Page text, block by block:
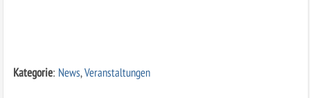
Kategorie: News,Veranstaltungen